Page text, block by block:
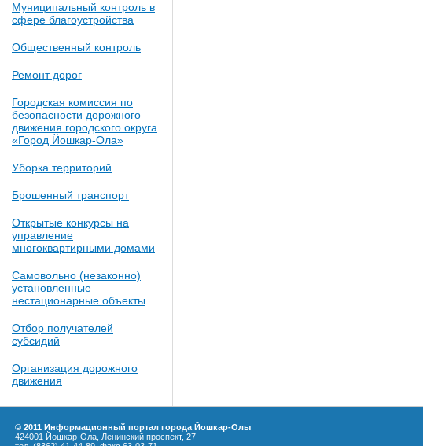
Муниципальный контроль в
сфере благоустройства
Общественный контроль
Ремонт дорог
Городская комиссия по
безопасности дорожного
движения городского округа
«Город Йошкар-Ола»
Уборка территорий
Брошенный транспорт
Открытые конкурсы на
управление
многоквартирными домами
Самовольно (незаконно)
установленные
нестационарные объекты
Отбор получателей
субсидий
Организация дорожного
движения
© 2011 Информационный портал города Йошкар-Олы
424001 Йошкар-Ола, Ленинский проспект, 27